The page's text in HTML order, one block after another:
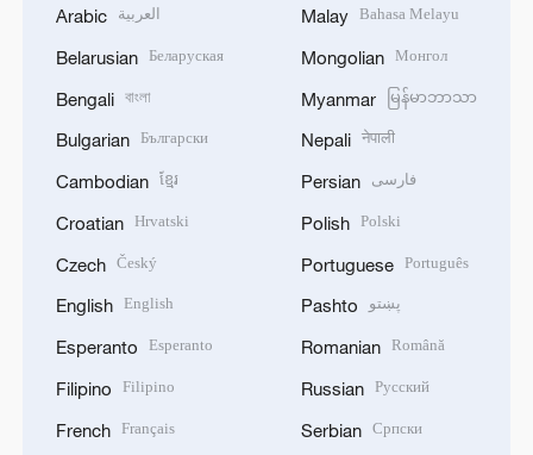
Arabic العربية
Belarusian Беларуская
Bengali বাংলা
Bulgarian Български
Cambodian ខ្មែរ
Croatian Hrvatski
Czech Český
English English
Esperanto Esperanto
Filipino Filipino
French Français
Malay Bahasa Melayu
Mongolian Монгол
Myanmar မြန်မာဘာသာ
Nepali नेपाली
Persian فارسی
Polish Polski
Portuguese Português
Pashto پښتو
Romanian Română
Russian Русский
Serbian Српски